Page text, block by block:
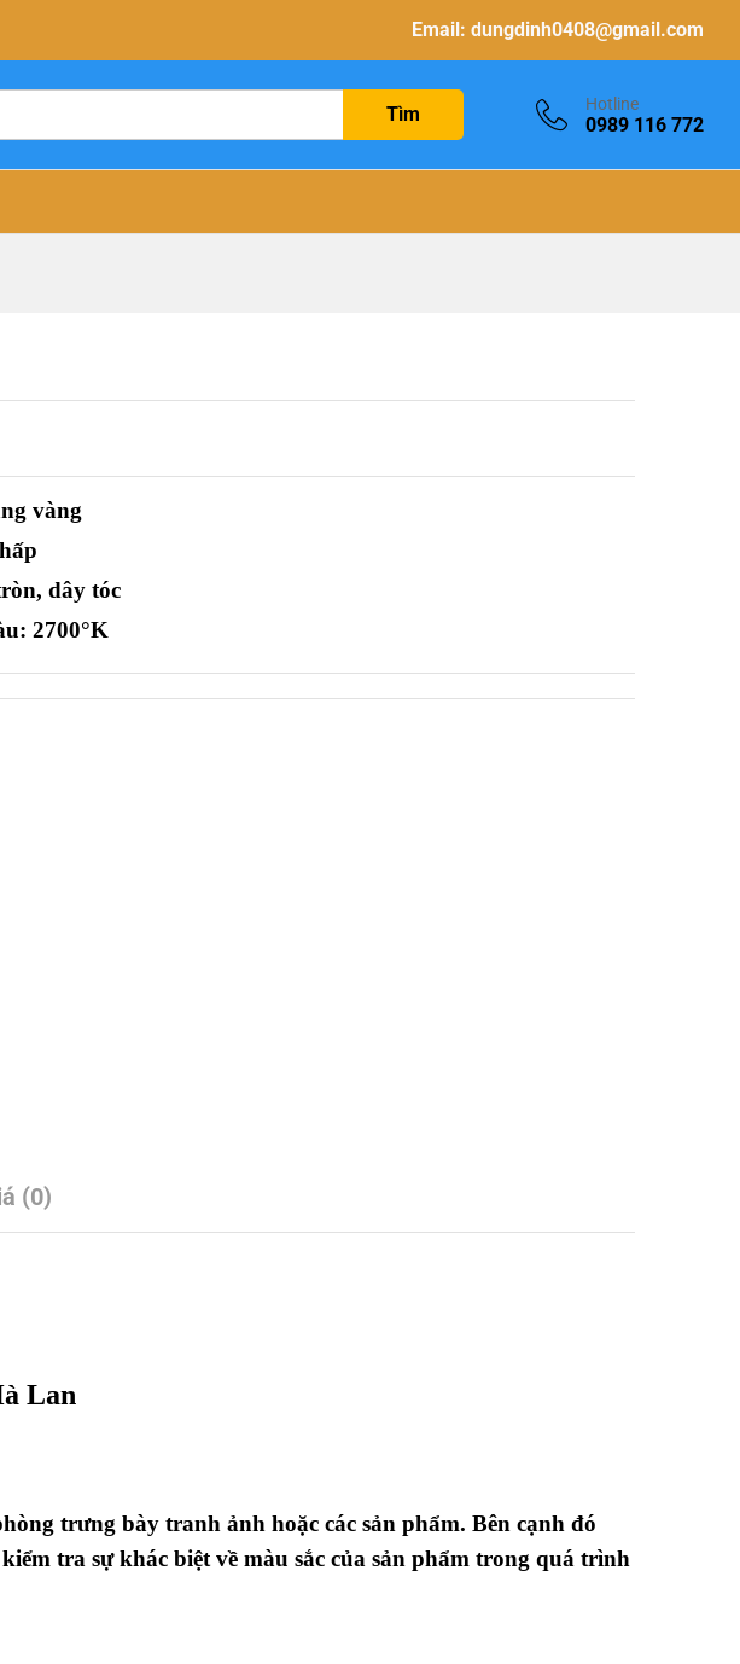
Email: dungdinh0408@gmail.com
Tìm Hotline
0989 116 772
vàng
dây tóc
2700°K
(0)
Lan
trưng bày tranh ảnh hoặc các sản phẩm. Bên cạnh đó
tra sự khác biệt về màu sắc của sản phẩm trong quá trình